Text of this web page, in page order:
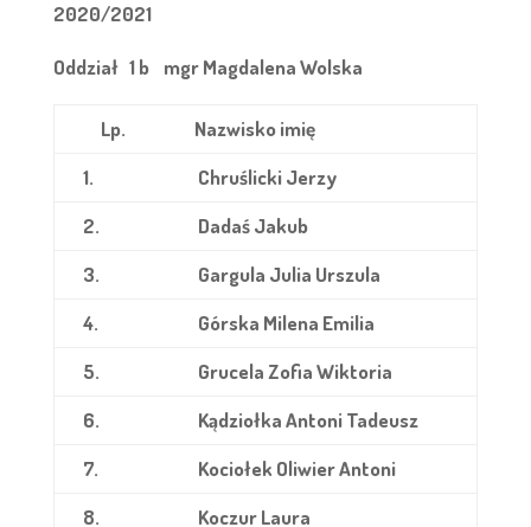
2020/2021
Oddział 1 b mgr Magdalena Wolska
Lp.
Nazwisko imię
1.
Chruślicki Jerzy
2.
Dadaś Jakub
3.
Gargula Julia Urszula
4.
Górska Milena Emilia
5.
Grucela Zofia Wiktoria
6.
Kądziołka Antoni Tadeusz
7.
Kociołek Oliwier Antoni
8.
Koczur Laura